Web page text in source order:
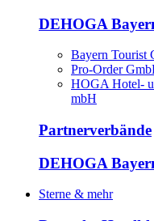
DEHOGA
Bayern Tourist
Pro-Order
HOGA Hotel-
mbH
Partnerverbände
DEHOGA
Sterne & mehr